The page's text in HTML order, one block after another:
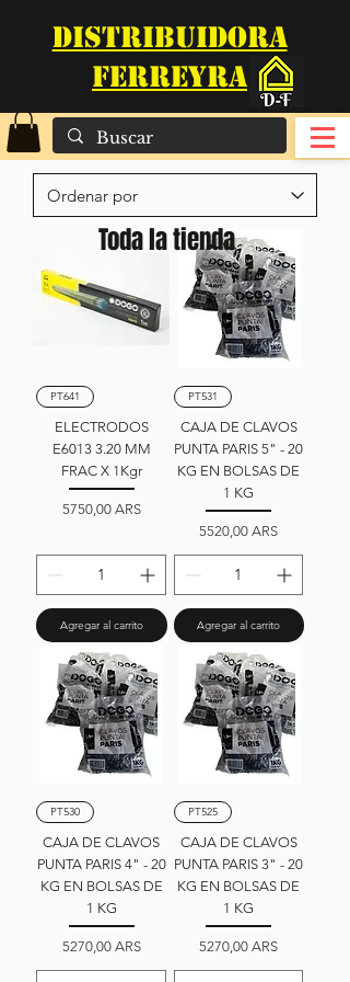
DISTRIBUIDORA
FERREYRA
PT641
ELECTRODOS
E6013 3.20 MM
FRAC X 1Kgr
Precio
5750,00 ARS
Agregar al carrito
PT531
CAJA DE CLAVOS
PUNTA PARIS 5" - 20
KG EN BOLSAS DE
1 KG
Precio
5520,00 ARS
Agregar al carrito
PT530
CAJA DE CLAVOS
PUNTA PARIS 4" - 20
KG EN BOLSAS DE
1 KG
Precio
5270,00 ARS
PT525
CAJA DE CLAVOS
PUNTA PARIS 3" - 20
KG EN BOLSAS DE
1 KG
Precio
5270,00 ARS
Toda la tienda